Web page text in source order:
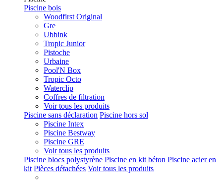
Piscine bois
Woodfirst Original
Gre
Ubbink
Tropic Junior
Pistoche
Urbaine
Pool'N Box
Tropic Octo
Waterclip
Coffres de filtration
Voir tous les produits
Piscine sans déclaration Piscine hors sol
Piscine Intex
Piscine Bestway
Piscine GRE
Voir tous les produits
Piscine blocs polystyrène Piscine en kit béton Piscine acier en
kit Pièces détachées Voir tous les produits